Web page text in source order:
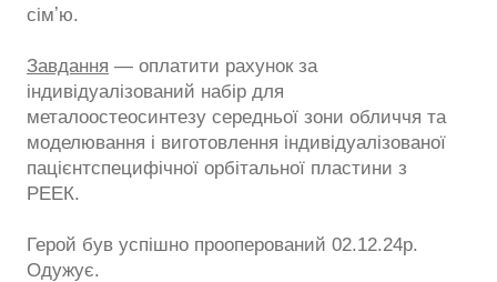
сімʼю.
Завдання — оплатити рахунок за
індивідуалізований набір для
металоостеосинтезу середньої зони обличчя та
моделювання і виготовлення індивідуалізованої
пацієнтспецифічної орбітальної пластини з
РЕЕК.
Герой був успішно прооперований 02.12.24р.
Одужує.